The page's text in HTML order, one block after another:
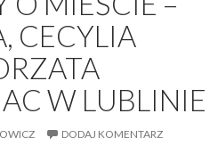
CECYLIA
W LUBLINIE
DODAJ KOMENTARZ